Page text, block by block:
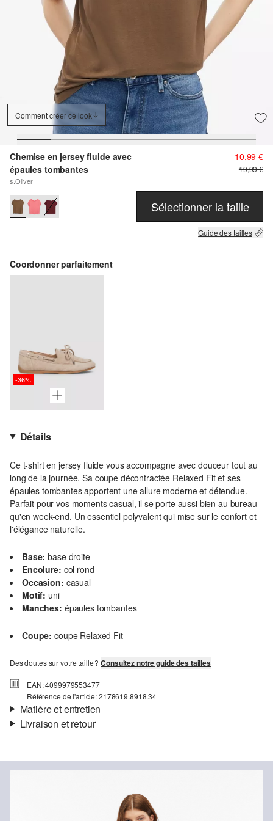
Comment créer ce look
Chemise en jersey fluide avec
épaules tombantes
s.Oliver
10,99 €
19,99 €
Sélectionner la taille
Guide des tailles
Coordonner parfaitement
-36%
Détails
Ce t-shirt en jersey fluide vous accompagne avec douceur tout au
long de la journée. Sa coupe décontractée Relaxed Fit et ses
épaules tombantes apportent une allure moderne et détendue.
Parfait pour vos moments casual, il se porte aussi bien au bureau
qu'en week-end. Un essentiel polyvalent qui mise sur le confort et
l'élégance naturelle.
Base: base droite
Encolure: col rond
Occasion: casual
Motif: uni
Manches: épaules tombantes
Coupe: coupe Relaxed Fit
Des doutes sur votre taille ?Consultez notre guide des tailles
EAN: 4099979553477
Référence de l'article: 2178619.8918.34
Matière et entretien
Matière: viscose mélangée
Livraison et retour
Ta commande sera expédiée par Colissimo dans un délai de 4 à 5